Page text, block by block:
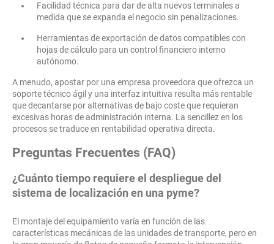
Facilidad técnica para dar de alta nuevos terminales a
medida que se expanda el negocio sin penalizaciones.
Herramientas de exportación de datos compatibles con
hojas de cálculo para un control financiero interno
autónomo.
A menudo, apostar por una empresa proveedora que ofrezca un
soporte técnico ágil y una interfaz intuitiva resulta más rentable
que decantarse por alternativas de bajo coste que requieran
excesivas horas de administración interna. La sencillez en los
procesos se traduce en rentabilidad operativa directa.
Preguntas Frecuentes (FAQ)
¿Cuánto tiempo requiere el despliegue del
sistema de localización en una pyme?
El montaje del equipamiento varía en función de las
características mecánicas de las unidades de transporte, pero en